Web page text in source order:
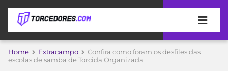
APOSTAS
Home Extracampo
Confira como foram os desfiles das
escolas de samba de Torcida Organizada